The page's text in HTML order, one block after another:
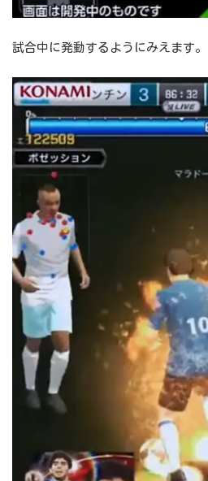
試合中に発動するようにみえます。